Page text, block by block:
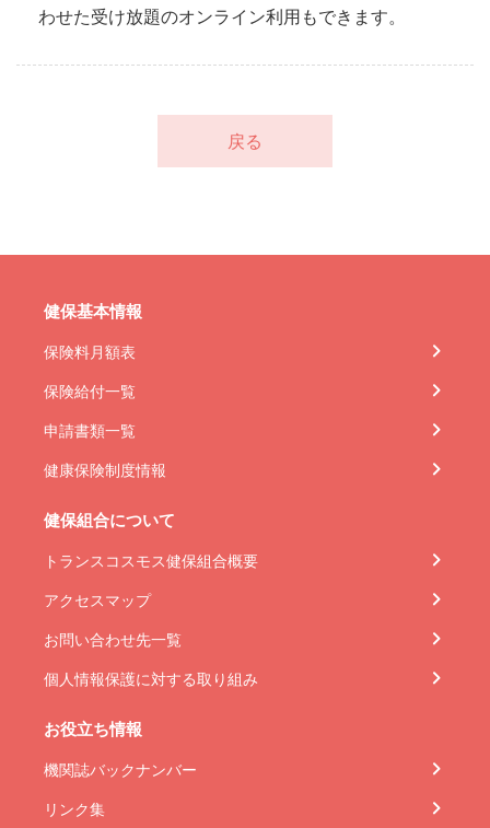
わせた受け放題のオンライン利用もできます。
戻る
健保基本情報
保険料月額表
保険給付一覧
申請書類一覧
健康保険制度情報
健保組合について
トランスコスモス健保組合概要
アクセスマップ
お問い合わせ先一覧
個人情報保護に対する取り組み
お役立ち情報
機関誌バックナンバー
リンク集